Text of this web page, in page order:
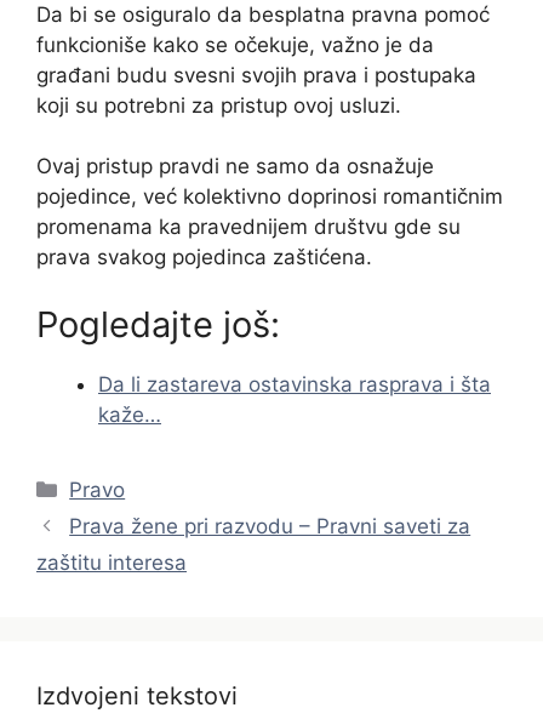
Da bi se osiguralo da besplatna pravna pomoć
funkcioniše kako se očekuje, važno je da
građani budu svesni svojih prava i postupaka
koji su potrebni za pristup ovoj usluzi.
Ovaj pristup pravdi ne samo da osnažuje
pojedince, već kolektivno doprinosi romantičnim
promenama ka pravednijem društvu gde su
prava svakog pojedinca zaštićena.
Pogledajte još:
Da li zastareva ostavinska rasprava i šta
kaže…
Categories
Pravo
Prava žene pri razvodu – Pravni saveti za
zaštitu interesa
Izdvojeni tekstovi